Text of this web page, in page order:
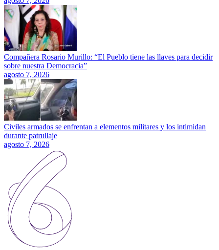
Compañera Rosario Murillo: “El Pueblo tiene las llaves para decidir
sobre nuestra Democracia”
agosto 7, 2026
Civiles armados se enfrentan a elementos militares y los intimidan
durante patrullaje
agosto 7, 2026